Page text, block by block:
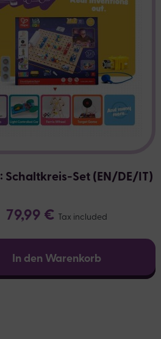
Schaltkreis-Set (EN/DE/IT)
79,99 € Tax included
In den Warenkorb